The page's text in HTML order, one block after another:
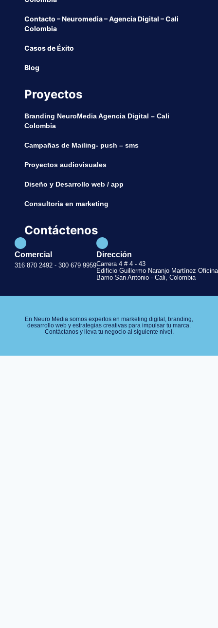
Contacto – Neuromedia – Agencia Digital – Cali
Colombia
Casos de Éxito
Blog
Proyectos
Branding NeuroMedia Agencia Digital – Cali
Colombia
Campañas de Mailing- push – sms
Proyectos audiovisuales
Diseño y Desarrollo web / app
Consultoría en marketing
Contáctenos
Comercial
316 870 2492 - 300 679 9959
Dirección
Carrera 4 # 4 - 43
Edificio Guillermo Naranjo Martínez
Barrio San Antonio - Cali, Colombia
En Neuro Media somos expertos en marketing digital, branding,
desarrollo web y estrategias creativas para impulsar tu marca.
Contáctanos y lleva tu negocio al siguiente nivel.